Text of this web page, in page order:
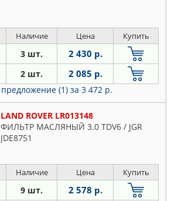
Наличие Цена Купить
3 шт. 2 430 р.
2 шт. 2 085 р.
(1) за 3 472 р.
LAND ROVER LR013148
ФИЛЬТР МАСЛЯНЫЙ 3.0 TDV6 / JGR
JDE8751
Наличие Цена Купить
9 шт. 2 578 р.